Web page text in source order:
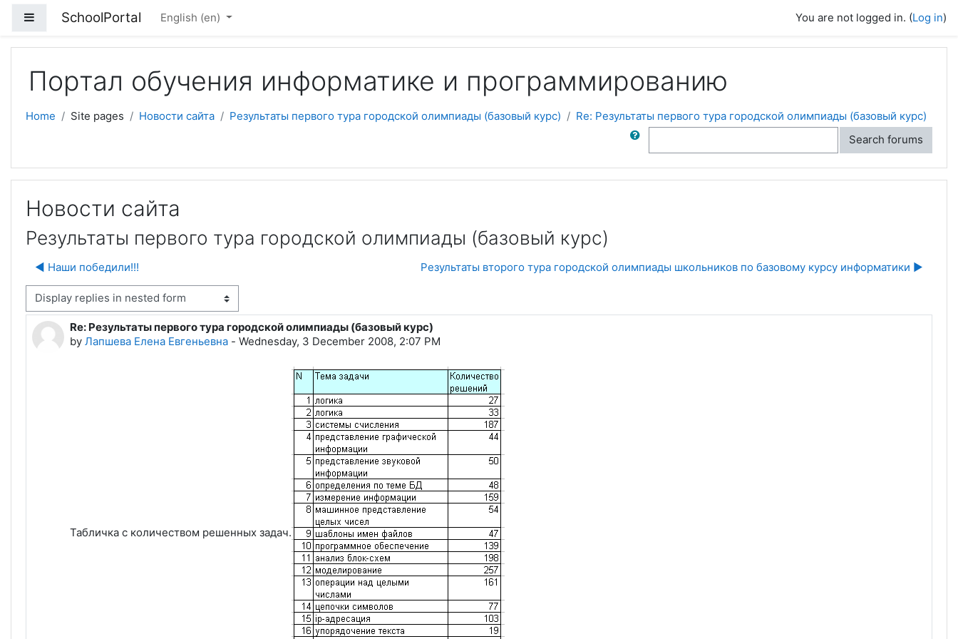
Side panel
SchoolPortal English ‎(en)‎ You are not logged in. (Log in)
Портал обучения информатике и программированию
Home Site pages Новости сайта Результаты первого тура городской олимпиады (базовый курс) Re: Результаты первого тура городской олимпиады (базовый курс)
Search
Search forums
Новости сайта
Результаты первого тура городской олимпиады (базовый курс)
◀︎ Наши победили!!! Результаты второго тура городской олимпиады школьников по базовому курсу информатики ▶︎
mode
Re: Результаты первого тура городской олимпиады (базовый курс)
by Лапшева Елена Евгеньевна - Wednesday, 3 December 2008, 2:07 PM
Number of replies: 0
Табличка с количеством решенных задач.